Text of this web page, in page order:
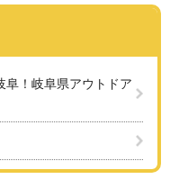
阜！岐阜県アウトドア